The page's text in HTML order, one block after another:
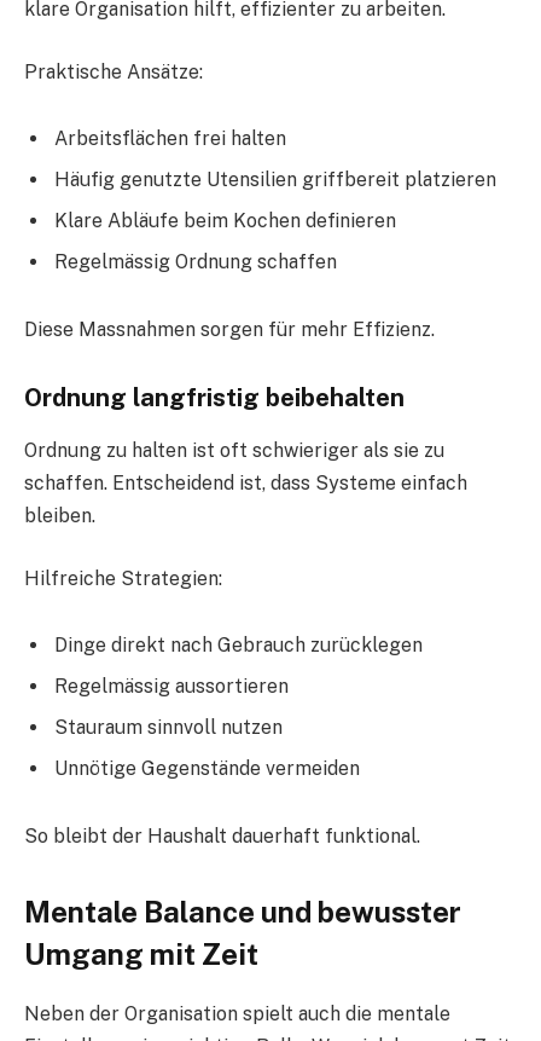
klare Organisation hilft, effizienter zu arbeiten.
Praktische Ansätze:
Arbeitsflächen frei halten
Häufig genutzte Utensilien griffbereit platzieren
Klare Abläufe beim Kochen definieren
Regelmässig Ordnung schaffen
Diese Massnahmen sorgen für mehr Effizienz.
Ordnung langfristig beibehalten
Ordnung zu halten ist oft schwieriger als sie zu
schaffen. Entscheidend ist, dass Systeme einfach
bleiben.
Hilfreiche Strategien:
Dinge direkt nach Gebrauch zurücklegen
Regelmässig aussortieren
Stauraum sinnvoll nutzen
Unnötige Gegenstände vermeiden
So bleibt der Haushalt dauerhaft funktional.
Mentale Balance und bewusster
Umgang mit Zeit
Neben der Organisation spielt auch die mentale